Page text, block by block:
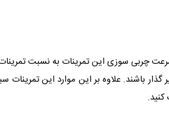
چربی سوزی این تمرینات به نسبت
گذار باشند. علاوه بر این موارد این